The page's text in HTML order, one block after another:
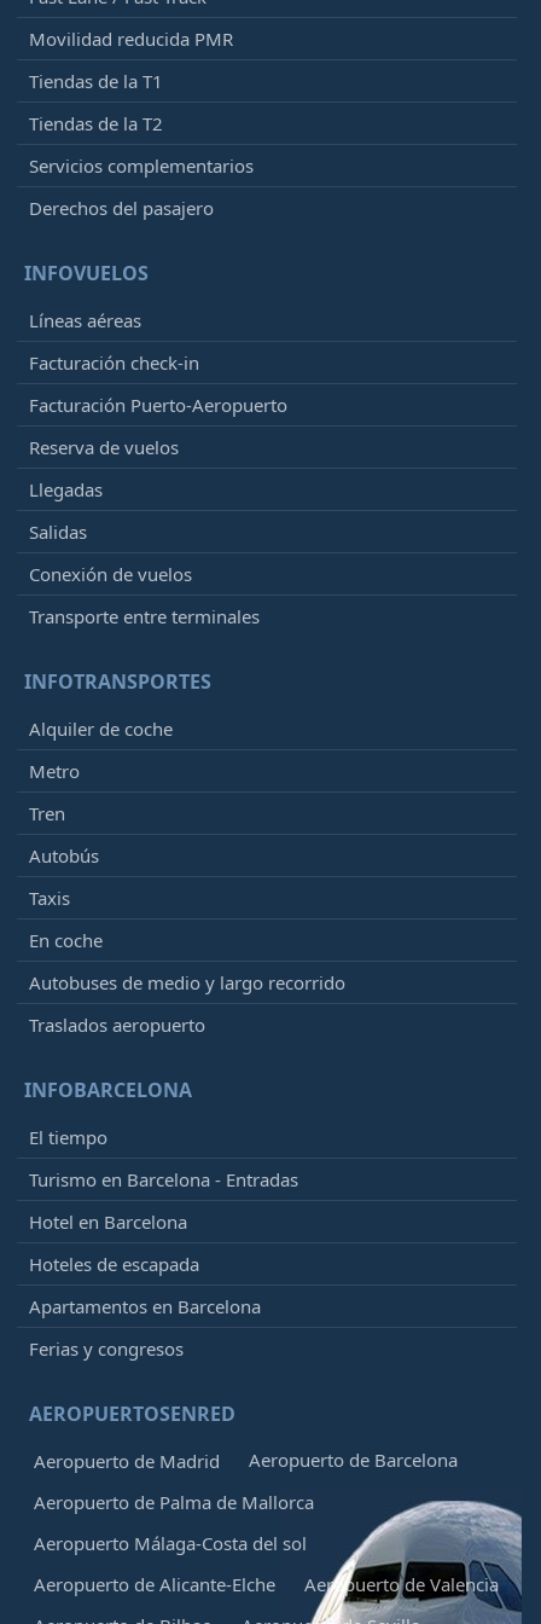
Movilidad reducida PMR
Tiendas de la T1
Tiendas de la T2
Servicios complementarios
Derechos del pasajero
INFOVUELOS
Líneas aéreas
Facturación check-in
Facturación Puerto-Aeropuerto
Reserva de vuelos
Llegadas
Salidas
Conexión de vuelos
Transporte entre terminales
INFOTRANSPORTES
Alquiler de coche
Metro
Tren
Autobús
Taxis
En coche
Autobuses de medio y largo recorrido
Traslados aeropuerto
INFOBARCELONA
El tiempo
Turismo en Barcelona - Entradas
Hotel en Barcelona
Hoteles de escapada
Apartamentos en Barcelona
Ferias y congresos
AEROPUERTOSENRED
Aeropuerto de Madrid
Aeropuerto de Barcelona
Aeropuerto de Palma de Mallorca
Aeropuerto Málaga-Costa del sol
Aeropuerto de Alicante-Elche
Aeropuerto de Valencia